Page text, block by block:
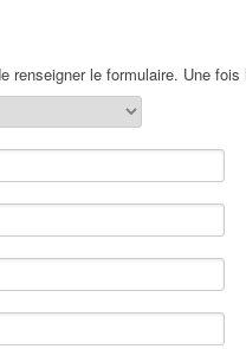
renseigner le formulaire. Une